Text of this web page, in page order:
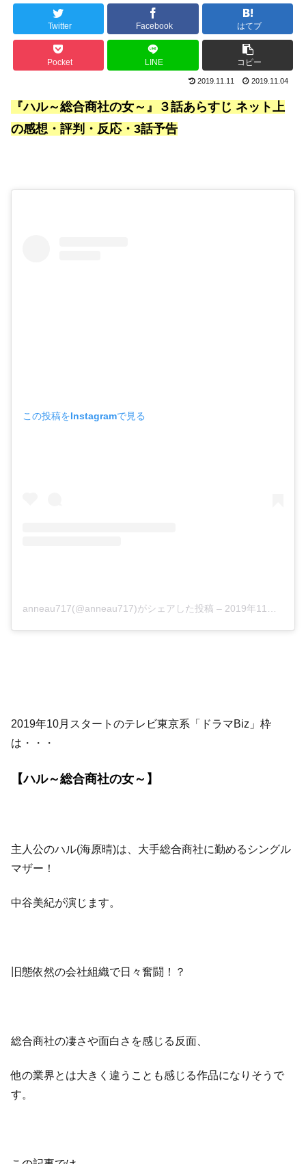
Twitter Facebook はてブ
Pocket LINE コピー
2019.11.11 2019.11.04
『ハル～総合商社の女～』３話あらすじ ネット上
の感想・評判・反応・3話予告
この投稿をInstagramで見る
anneau717(@anneau717)がシェアした投稿 – 2019年11月月2日午前4時35分PDT
2019年10月スタートのテレビ東京系「ドラマBiz」枠
は・・・
【ハル～総合商社の女～】
主人公のハル(海原晴)は、大手総合商社に勤めるシングル
マザー！
中谷美紀が演じます。
旧態依然の会社組織で日々奮闘！？
総合商社の凄さや面白さを感じる反面、
他の業界とは大きく違うことも感じる作品になりそうで
す。